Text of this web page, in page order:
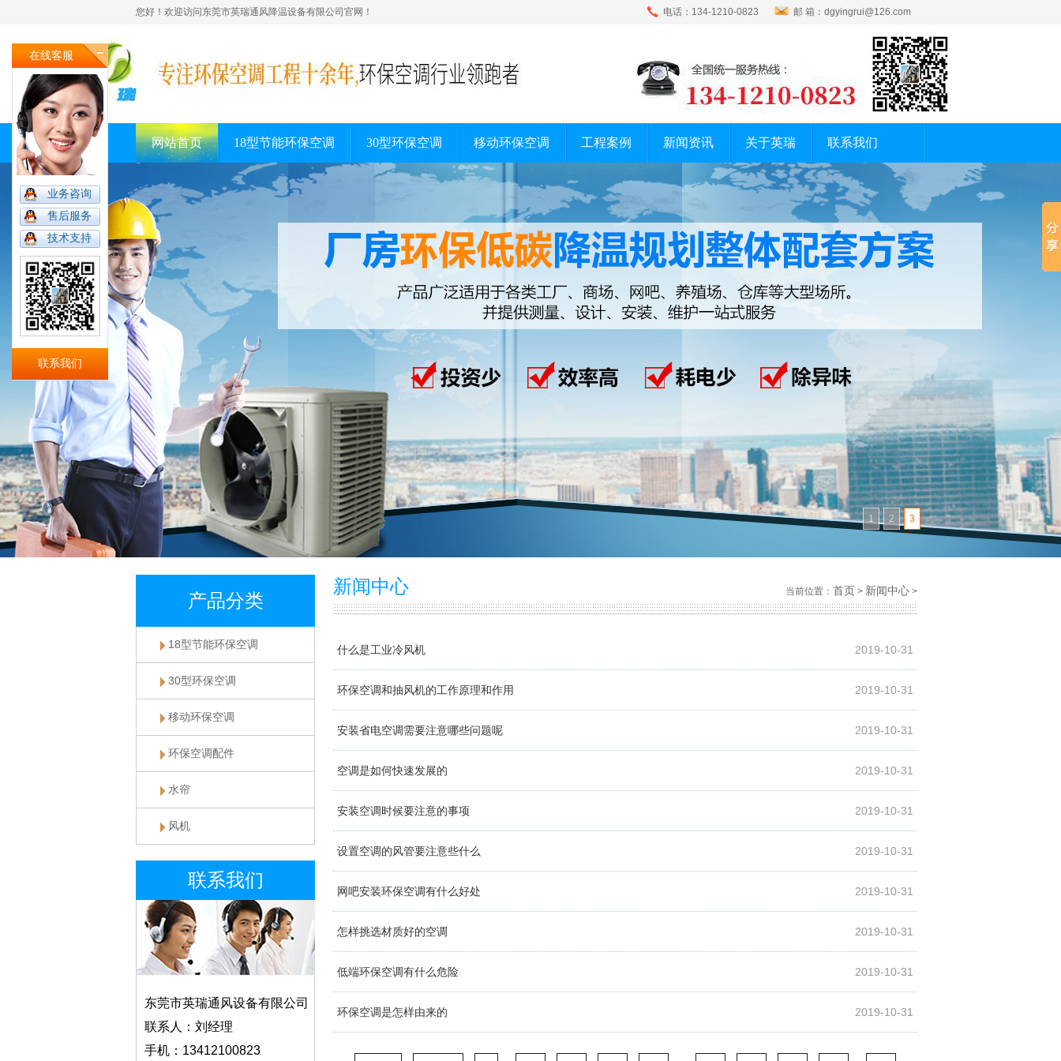
您好！欢迎访问东莞市英瑞通风降温设备有限公司官网！ 电话：134-1210-0823 邮 箱：dgyingrui@126.com
网站首页 18型节能环保空调 30型环保空调 移动环保空调 工程案例 新闻资讯 关于英瑞 联系我们
1 2 3
产品分类
18型节能环保空调
30型环保空调
移动环保空调
环保空调配件
水帘
风机
联系我们
东莞市英瑞通风设备有限公司
联系人：刘经理
手机：13412100823
新闻中心 当前位置： 首页 > 新闻中心 >
2019-10-31
什么是工业冷风机
2019-10-31
环保空调和抽风机的工作原理和作用
2019-10-31
安装省电空调需要注意哪些问题呢
2019-10-31
空调是如何快速发展的
2019-10-31
安装空调时候要注意的事项
2019-10-31
设置空调的风管要注意些什么
2019-10-31
网吧安装环保空调有什么好处
2019-10-31
怎样挑选材质好的空调
2019-10-31
低端环保空调有什么危险
2019-10-31
环保空调是怎样由来的
在线客服
业务咨询
售后服务
技术支持
联系我们